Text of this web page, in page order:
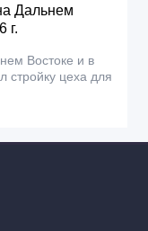
Дальнем
г.
Востоке и в
стройку цеха для